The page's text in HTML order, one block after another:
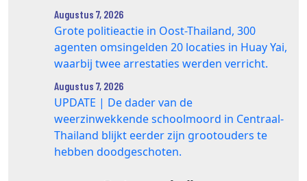
Augustus 7, 2026
Grote politieactie in Oost-Thailand, 300
agenten omsingelden 20 locaties in Huay Yai,
waarbij twee arrestaties werden verricht.
Augustus 7, 2026
UPDATE | De dader van de
weerzinwekkende schoolmoord in Centraal-
Thailand blijkt eerder zijn grootouders te
hebben doodgeschoten.